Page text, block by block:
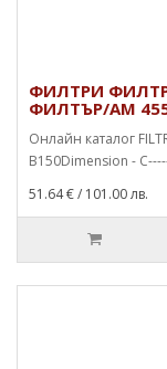
ФИЛТРИ
ФИЛТЪР/AM
Онлайн каталог
B150Dimension -
51.64 €/ 101.00 лв.